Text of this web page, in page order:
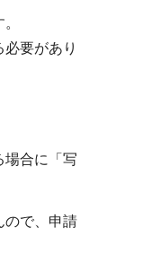
要があり
場合に「写
ので、申請